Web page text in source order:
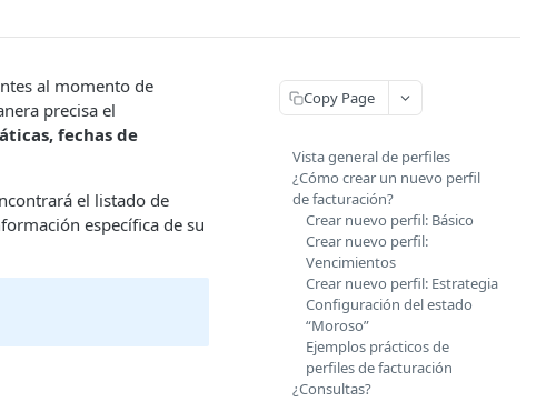
al momento de
precisa el
fechas de
el listado de
específica de su
Copy Page
Vista general de perfiles
¿Cómo crear un nuevo perfil
de facturación?
Crear nuevo perfil: Básico
Crear nuevo perfil:
Vencimientos
Crear nuevo perfil: Estrategia
Configuración del estado
“Moroso”
Ejemplos prácticos de
perfiles de facturación
¿Consultas?